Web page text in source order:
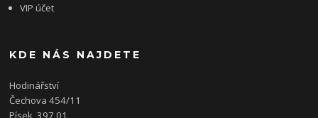
VIP účet
KDE NÁS NAJDETE
Hodinářství
Čechova 454/11
Písek, 397 01